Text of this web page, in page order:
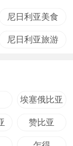
尼日利亚美食
尼日利亚旅游
埃塞俄比亚
赞比亚